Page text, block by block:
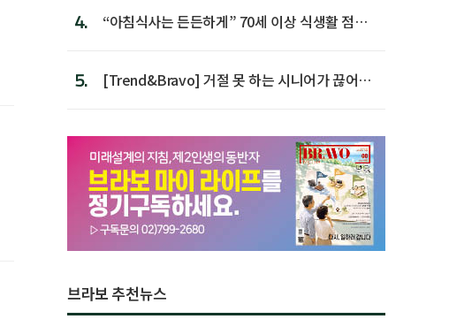
4.
“아침식사는 든든하게” 70세 이상 식생활 점수
5.
[Trend&Bravo] 거절 못 하는 시니어가 끊어야
브라보 추천뉴스